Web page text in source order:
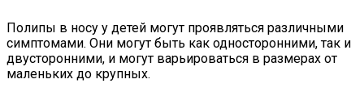
Полипы в носу у детей могут проявляться различными
симптомами. Они могут быть как односторонними, так и
двусторонними, и могут варьироваться в размерах от
маленьких до крупных.